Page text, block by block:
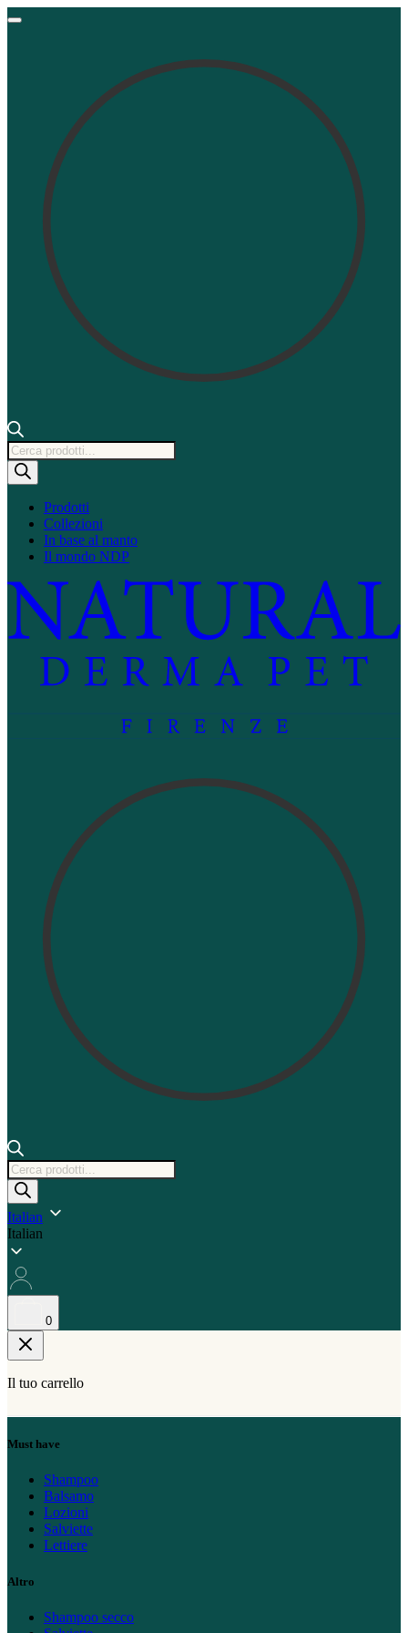
Ricerca
prodotti
Prodotti
Collezioni
In base al manto
Il mondo NDP
Ricerca
prodotti
Italian
Italian
0
Il tuo carrello
Must have
Shampoo
Balsamo
Lozioni
Salviette
Lettiere
Altro
Shampoo secco